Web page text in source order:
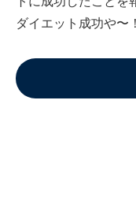
ダイエット成功や〜